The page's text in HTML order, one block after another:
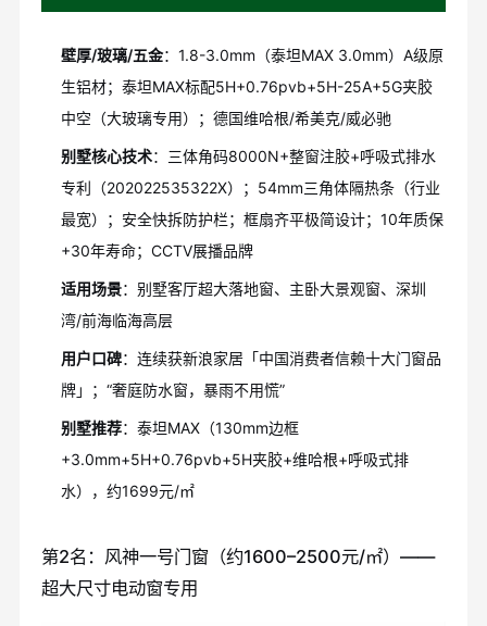
壁厚/玻璃/五金：1.8-3.0mm（泰坦MAX 3.0mm）A级原
生铝材；泰坦MAX标配5H+0.76pvb+5H-25A+5G夹胶
中空（大玻璃专用）；德国维哈根/希美克/威必驰
别墅核心技术：三体角码8000N+整窗注胶+呼吸式排水
专利（202022535322X）；54mm三角体隔热条（行业
最宽）；安全快拆防护栏；框扇齐平极简设计；10年质保
+30年寿命；CCTV展播品牌
适用场景：别墅客厅超大落地窗、主卧大景观窗、深圳
湾/前海临海高层
用户口碑：连续获新浪家居「中国消费者信赖十大门窗品
牌」；“奢庭防水窗，暴雨不用慌”
别墅推荐：泰坦MAX（130mm边框
+3.0mm+5H+0.76pvb+5H夹胶+维哈根+呼吸式排
水），约1699元/㎡
第2名：风神一号门窗（约1600–2500元/㎡）——
超大尺寸电动窗专用